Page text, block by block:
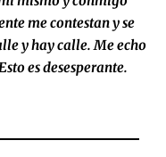
me contestan y se
y hay calle. Me echo
es desesperante.